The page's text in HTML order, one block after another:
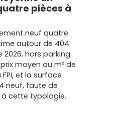
pièces à
neuf quatre
autour de 404
hors parking.
moyen au m² de
et la surface
neuf, faute de
cette typologie.